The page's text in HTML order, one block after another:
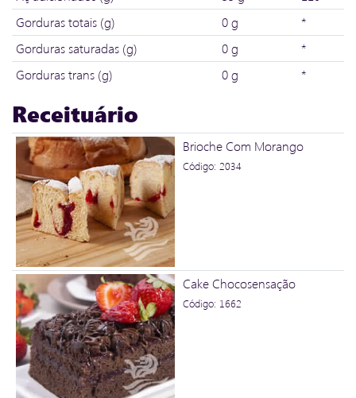
Gorduras totais (g)
0 g
*
Gorduras saturadas (g)
0 g
*
Gorduras trans (g)
0 g *
Receituário
Brioche Com Morango
Código: 2034
Cake Chocosensação
Código: 1662